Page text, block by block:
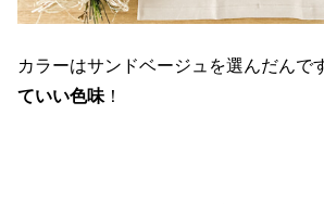
カラーはサンドベージュを選んだんで
ていい色味 ！